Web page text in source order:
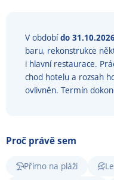
V obdobído
baru, rekonstrukce
i hlavní restaurace.
chod hotelu a rozsah
ovlivněn. Termín
Proč právě sem
Přímo na pláži